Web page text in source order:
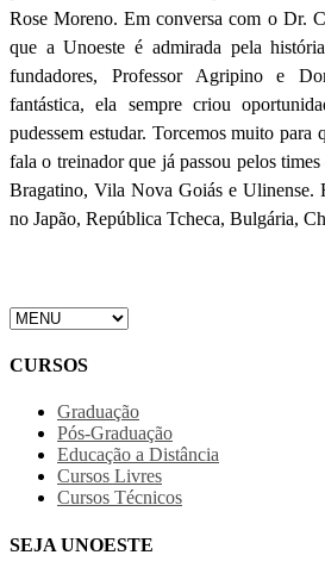
Rose Moreno. Em conversa com o Dr.
que a Unoeste é admirada pela
fundadores, Professor Agripino e
fantástica, ela sempre criou
pudessem estudar. Torcemos muito para
fala o treinador que já passou pelos
Bragatino, Vila Nova Goiás e Ulinense.
no Japão, República Tcheca, Bulgária,
CURSOS
Graduação
Pós-Graduação
Educação a Distância
Cursos Livres
Cursos Técnicos
SEJA UNOESTE